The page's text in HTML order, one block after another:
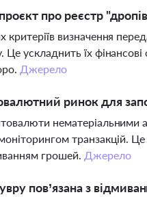
про реєстр
критеріїв визначення
ускладнить їх
Джерело
ринок для
транзакцій.
грошей. Джерело
пов’язана з